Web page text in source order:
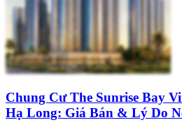
Chung Cư The Sunrise Bay
Hạ Long: Giá Bán & Lý Do